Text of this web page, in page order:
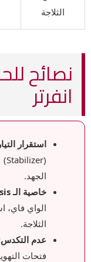
الثلاجة
انفرتر
استقرار
الجهد.
خاصية الـ Smart Diagnosis:
الثلاجة.
عدم
فتحات